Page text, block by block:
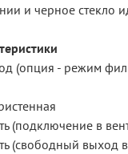
и черное стекло
(опция - режим
(подключение в
(свободный выход